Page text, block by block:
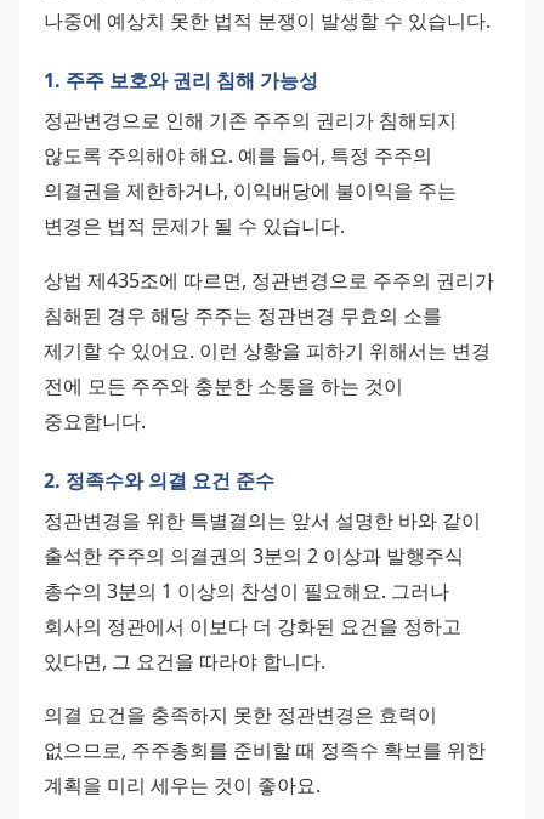
나중에 예상치 못한 법적 분쟁이 발생할 수 있습니다.
1. 주주 보호와 권리 침해 가능성
정관변경으로 인해 기존 주주의 권리가 침해되지
않도록 주의해야 해요. 예를 들어, 특정 주주의
의결권을 제한하거나, 이익배당에 불이익을 주는
변경은 법적 문제가 될 수 있습니다.
상법 제435조에 따르면, 정관변경으로 주주의 권리가
침해된 경우 해당 주주는 정관변경 무효의 소를
제기할 수 있어요. 이런 상황을 피하기 위해서는 변경
전에 모든 주주와 충분한 소통을 하는 것이
중요합니다.
2. 정족수와 의결 요건 준수
정관변경을 위한 특별결의는 앞서 설명한 바와 같이
출석한 주주의 의결권의 3분의 2 이상과 발행주식
총수의 3분의 1 이상의 찬성이 필요해요. 그러나
회사의 정관에서 이보다 더 강화된 요건을 정하고
있다면, 그 요건을 따라야 합니다.
의결 요건을 충족하지 못한 정관변경은 효력이
없으므로, 주주총회를 준비할 때 정족수 확보를 위한
계획을 미리 세우는 것이 좋아요.